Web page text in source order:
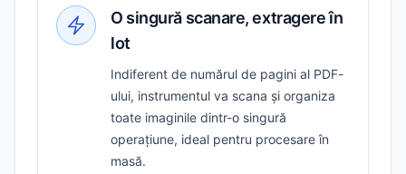
O singură scanare, extragere în
lot
Indiferent de numărul de pagini al PDF-
ului, instrumentul va scana și organiza
toate imaginile dintr-o singură
operațiune, ideal pentru procesare în
masă.